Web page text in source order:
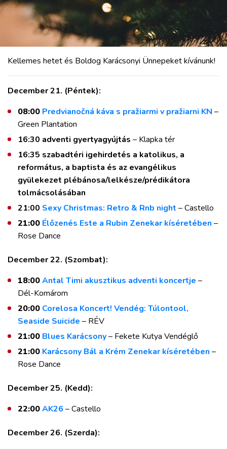
Kellemes hetet és Boldog Karácsonyi Ünnepeket kívánunk!
December 21. (Péntek):
08:00 Predvianočná káva s pražiarmi v pražiarni KN –
Green Plantation
16:30 adventi gyertyagyújtás – Klapka tér
16:35 szabadtéri igehirdetés a katolikus, a
református, a baptista és az evangélikus
gyülekezet plébánosa/lelkésze/prédikátora
tolmácsolásában
21:00 Sexy Christmas: Retro & Rnb night – Castello
21:00 Élőzenés Este a Rubin Zenekar kíséretében –
Rose Dance
December 22. (Szombat):
18:00Antal Timi akusztikus adventi koncertje –
Dél-Komárom
20:00 Corelosa Koncert! Vendég: Túlontool,
Seaside Suicide – RÉV
21:00 Blues Karácsony– Fekete Kutya Vendéglő
21:00 Karácsony Bál a Krém Zenekar kíséretében –
Rose Dance
December 25. (Kedd):
22:00AK26 – Castello
December 26. (Szerda):